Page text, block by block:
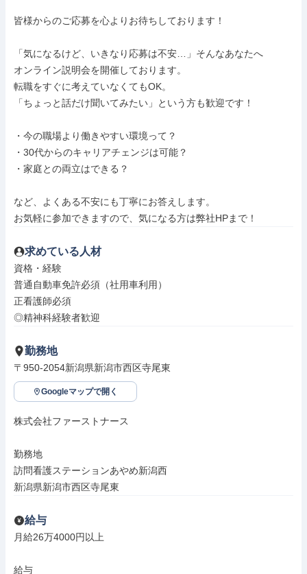
皆様からのご応募を心よりお待ちしております！
「気になるけど、いきなり応募は不安…」そんなあなたへ
オンライン説明会を開催しております。
転職をすぐに考えていなくてもOK。
「ちょっと話だけ聞いてみたい」という方も歓迎です！
・今の職場より働きやすい環境って？
・30代からのキャリアチェンジは可能？
・家庭との両立はできる？
など、よくある不安にも丁寧にお答えします。
お気軽に参加できますので、気になる方は弊社HPまで！
求めている人材
資格・経験
普通自動車免許必須（社用車利用）
正看護師必須
◎精神科経験者歓迎
勤務地
〒950-2054新潟県新潟市西区寺尾東
Googleマップで開く
株式会社ファーストナース
勤務地
訪問看護ステーションあやめ新潟西
新潟県新潟市西区寺尾東
給与
月給26万4000円以上
給与